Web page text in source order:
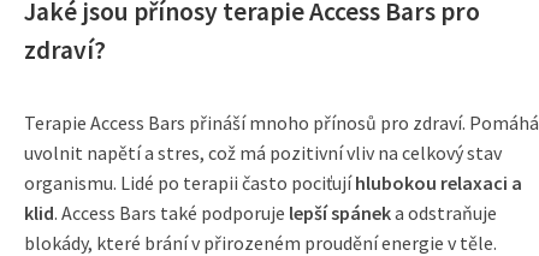
Jaké jsou přínosy terapie Access Bars pro
zdraví?
Terapie Access Bars přináší mnoho přínosů pro zdraví. Pomáhá
uvolnit napětí a stres, což má pozitivní vliv na celkový stav
organismu. Lidé po terapii často pociťujíhlubokou relaxaci a
klid. Access Bars také podporuje lepší spáneka odstraňuje
blokády, které brání v přirozeném proudění energie v těle.